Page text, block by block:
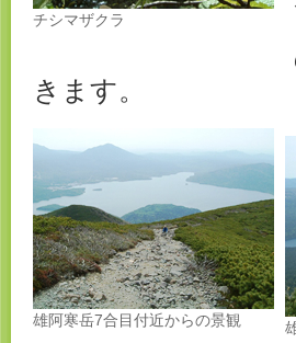
チシマザクラ
きます。
雄阿寒岳7合目付近からの景観